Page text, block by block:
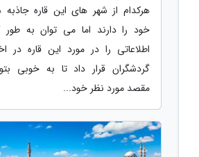
هرکدام از شهر های این قاره جاذبه
خود را دارند اما می توان به طور
اطلاعاتی را در مورد این قاره در
گردشگران قرار داد تا به خوبی
مقصد مورد نظر خود...